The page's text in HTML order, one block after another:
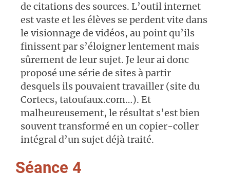
de citations des sources. L’outil internet
est vaste et les élèves se perdent vite dans
le visionnage de vidéos, au point qu’ils
finissent par s’éloigner lentement mais
sûrement de leur sujet. Je leur ai donc
proposé une série de sites à partir
desquels ils pouvaient travailler (site du
Cortecs, tatoufaux.com…). Et
malheureusement, le résultat s’est bien
souvent transformé en un copier-coller
intégral d’un sujet déjà traité.
Séance 4